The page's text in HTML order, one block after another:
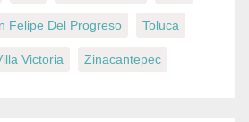
Felipe Del Progreso Toluca
Victoria Zinacantepec